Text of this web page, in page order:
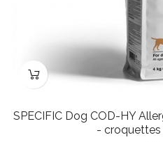
SPECIFIC Dog COD-HY
- croquettes